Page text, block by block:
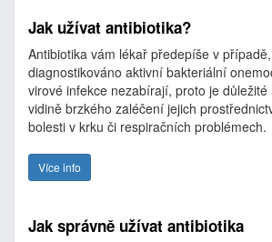
Jak užívat antibiotika?
Antibiotika vám lékař předepíše v
diagnostikováno aktivní bakteriální
virové infekce nezabírají, proto je
vidině brzkého zaléčení jejich
bolesti v krku či respiračních problémech.
Více info
Jak správně užívat antibiotika